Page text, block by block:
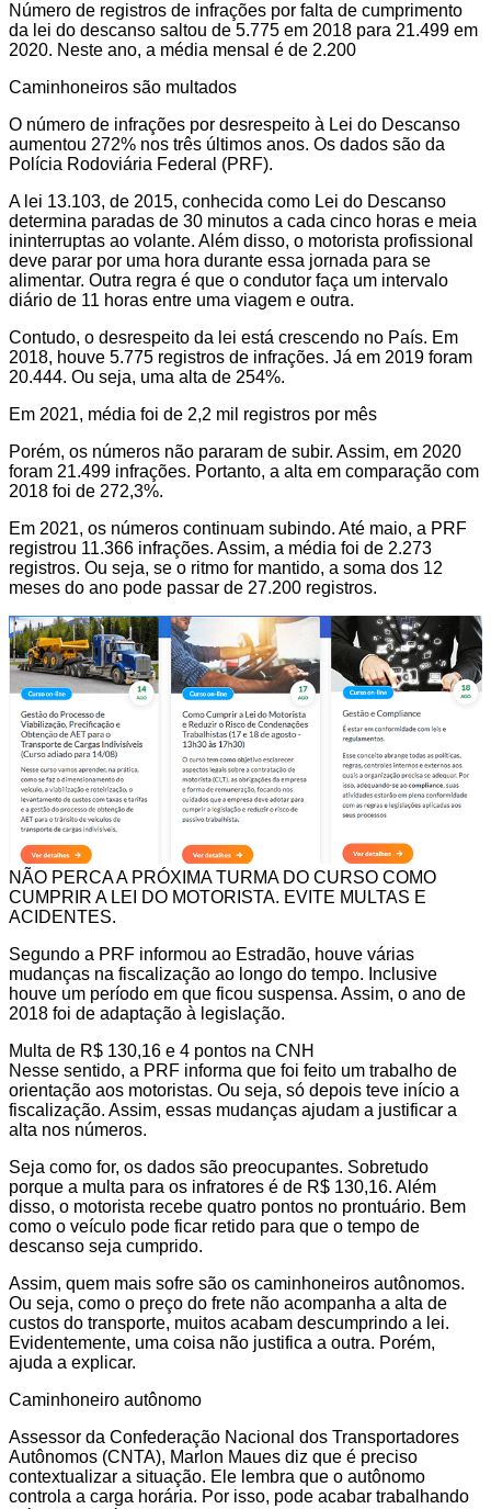
Número de registros de infrações por falta de cumprimento
da lei do descanso saltou de 5.775 em 2018 para 21.499 em
2020. Neste ano, a média mensal é de 2.200
Caminhoneiros são multados
O número de infrações por desrespeito à Lei do Descanso
aumentou 272% nos três últimos anos. Os dados são da
Polícia Rodoviária Federal (PRF).
A lei 13.103, de 2015, conhecida como Lei do Descanso
determina paradas de 30 minutos a cada cinco horas e meia
ininterruptas ao volante. Além disso, o motorista profissional
deve parar por uma hora durante essa jornada para se
alimentar. Outra regra é que o condutor faça um intervalo
diário de 11 horas entre uma viagem e outra.
Contudo, o desrespeito da lei está crescendo no País. Em
2018, houve 5.775 registros de infrações. Já em 2019 foram
20.444. Ou seja, uma alta de 254%.
Em 2021, média foi de 2,2 mil registros por mês
Porém, os números não pararam de subir. Assim, em 2020
foram 21.499 infrações. Portanto, a alta em comparação com
2018 foi de 272,3%.
Em 2021, os números continuam subindo. Até maio, a PRF
registrou 11.366 infrações. Assim, a média foi de 2.273
registros. Ou seja, se o ritmo for mantido, a soma dos 12
meses do ano pode passar de 27.200 registros.
NÃO PERCA A PRÓXIMA TURMA DO CURSO COMO
CUMPRIR A LEI DO MOTORISTA. EVITE MULTAS E
ACIDENTES.
Segundo a PRF informou ao Estradão, houve várias
mudanças na fiscalização ao longo do tempo. Inclusive
houve um período em que ficou suspensa. Assim, o ano de
2018 foi de adaptação à legislação.
Multa de R$ 130,16 e 4 pontos na CNH
Nesse sentido, a PRF informa que foi feito um trabalho de
orientação aos motoristas. Ou seja, só depois teve início a
fiscalização. Assim, essas mudanças ajudam a justificar a
alta nos números.
Seja como for, os dados são preocupantes. Sobretudo
porque a multa para os infratores é de R$ 130,16. Além
disso, o motorista recebe quatro pontos no prontuário. Bem
como o veículo pode ficar retido para que o tempo de
descanso seja cumprido.
Assim, quem mais sofre são os caminhoneiros autônomos.
Ou seja, como o preço do frete não acompanha a alta de
custos do transporte, muitos acabam descumprindo a lei.
Evidentemente, uma coisa não justifica a outra. Porém,
ajuda a explicar.
Caminhoneiro autônomo
Assessor da Confederação Nacional dos Transportadores
Autônomos (CNTA), Marlon Maues diz que é preciso
contextualizar a situação. Ele lembra que o autônomo
controla a carga horária. Por isso, pode acabar trabalhando